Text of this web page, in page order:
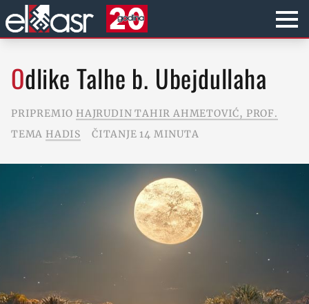
Odlike Talhe b. Ubejdullaha
PRIPREMIO HAJRUDIN TAHIR AHMETOVIĆ, PROF.
TEMA HADIS ČITANJE 14 MINUTA